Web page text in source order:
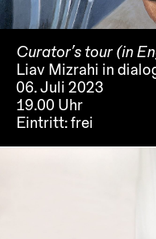
Curator’s tour (in
Liav Mizrahi in
06. Juli 2023
19.00 Uhr
Eintritt:frei